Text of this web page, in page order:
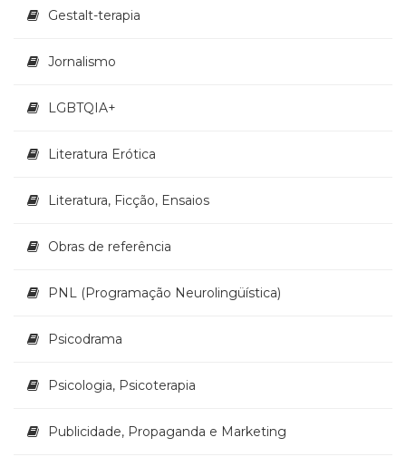
Televisão
africanos
Terapia
(21)
RH
Turismo
Vida
Gestalt-terapia
Jornalismo
LGBTQIA+
Literatura Erótica
Literatura, Ficção, Ensaios
Obras de referência
PNL (Programação Neurolingüística)
Psicodrama
Psicologia, Psicoterapia
Publicidade, Propaganda e Marketing